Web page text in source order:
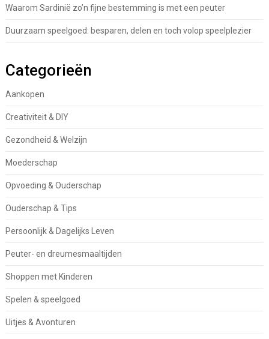
Waarom Sardinië zo’n fijne bestemming is met een peuter
Duurzaam speelgoed: besparen, delen en toch volop speelplezier
Categorieën
Aankopen
Creativiteit & DIY
Gezondheid & Welzijn
Moederschap
Opvoeding & Ouderschap
Ouderschap & Tips
Persoonlijk & Dagelijks Leven
Peuter- en dreumesmaaltijden
Shoppen met Kinderen
Spelen & speelgoed
Uitjes & Avonturen